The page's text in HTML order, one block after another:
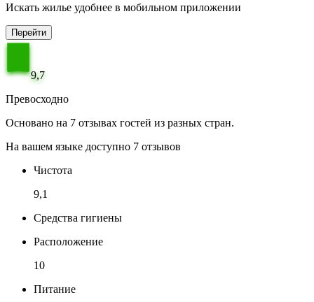
Искать жилье удобнее в мобильном приложении
Перейти
9,7
Превосходно
Основано на 7 отзывах гостей из разных стран.
На вашем языке доступно 7 отзывов
Чистота
9,1
Средства гигиены
Расположение
10
Питание